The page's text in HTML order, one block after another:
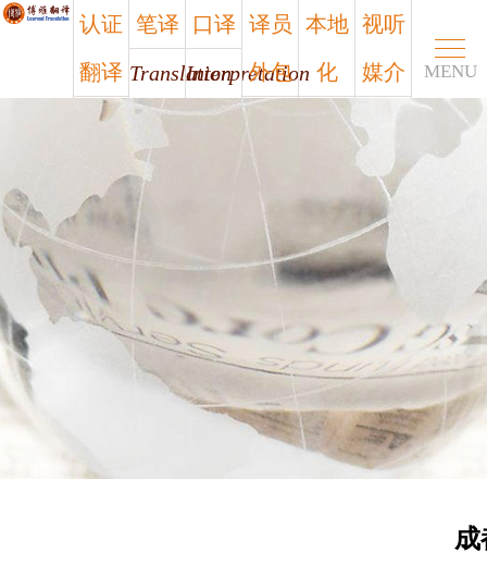
认证
翻译
Certified
翻译
笔译
Translation
笔译
口译
Interpretation
口译
译员
外包
Outsourcing
外包
本地
化
Localization
视听
媒介
Media
视听
媒介
MENU